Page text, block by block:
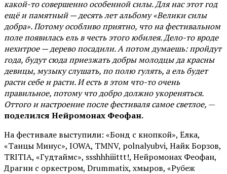
какой-то совершенно особенной силы. Для нас этот год
ещё и памятный — десять лет альбому «Велики силы
добра». Потому особливо приятно, что на фестивальном
поле появилась ель в честь этого юбилея. Дело-то вроде
нехитрое — дерево посадили. А потом думаешь: пройдут
года, будут сюда приезжать добры молодцы да красны
девицы, музыку слушать, по полю гулять, а ель будет
расти себе и расти. И есть в этом что-то очень
правильное, потому что добро должно укореняться.
Оттого и настроение после фестиваля самое светлое, —
поделился Нейромонах Феофан.
На фестивале выступили: «Бонд с кнопкой», Ёлка,
«Танцы Минус», IOWA, TMNV, polnalyubvi, Найк Борзов,
TRITIA, «Гудтаймс», ssshhhiiittt!, Нейромонах Феофан,
Драгни с оркестром, Drummatix, хмыров, «Рубеж